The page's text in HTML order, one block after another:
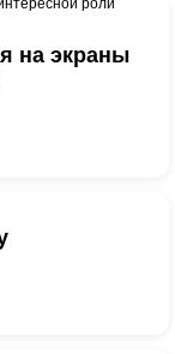
на экраны